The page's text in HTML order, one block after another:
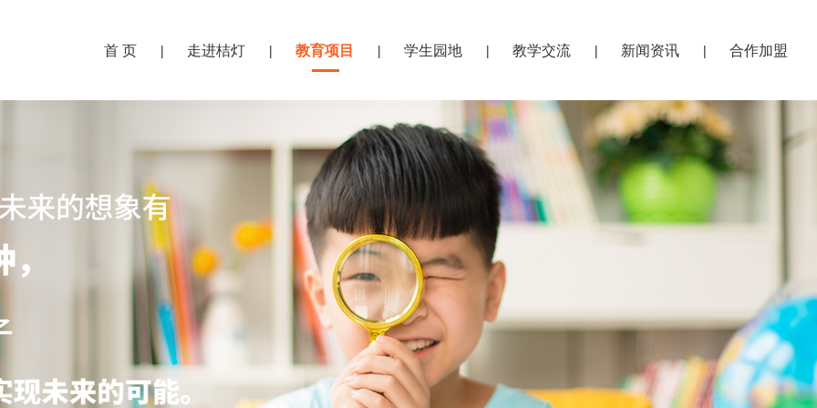
首 页 | 走进桔灯 | 教育项目 | 学生园地 | 教学交流 | 新闻资讯 | 合作加盟